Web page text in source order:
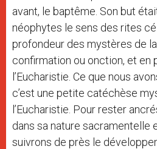
avant, le baptême. Son but
néophytes le sens des rites
profondeur des mystères de
confirmation ou onction, et en
l’Eucharistie. Ce que nous
c’est une petite catéchèse
l’Eucharistie. Pour rester
dans sa nature sacramentelle
suivrons de près le